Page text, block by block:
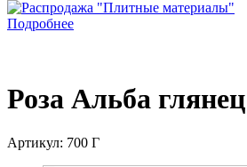
Подробнее
Роза Альба
Артикул: 700 Г